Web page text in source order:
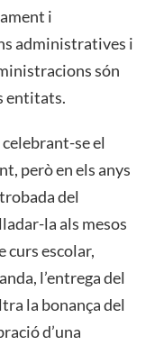
i
administratives i
són
entitats.
se el
però en els anys
del
la als mesos
curs escolar,
l’entrega del
la bonança del
d’una